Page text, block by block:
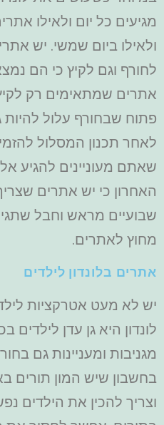
מגיעים כל יום ולאילו
ולאילו ביום שמשי. יש
לחורף וגם לקיץ כי הם
אתרים שמתאימים רק
פתוח שבחורף עלול
לאחר תכנון המסלול
שאתם מעוניינים להגיע
האחרון כי יש אתרים
שבועיים מראש וחבל
מחוץ לאתרים.
אתרים בלונדון לילדים
יש לא מעט אטרקציות
לונדון היא גן עדן
מגניבות ומעניינות גם
בחשבון שיש המון תורים
וצריך להכין את הילדים